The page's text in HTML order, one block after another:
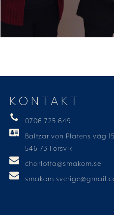
KONTAKT
0706 725 649
Baltzar von Platens väg 15
546 73 Forsvik
charlotta@smakom.se